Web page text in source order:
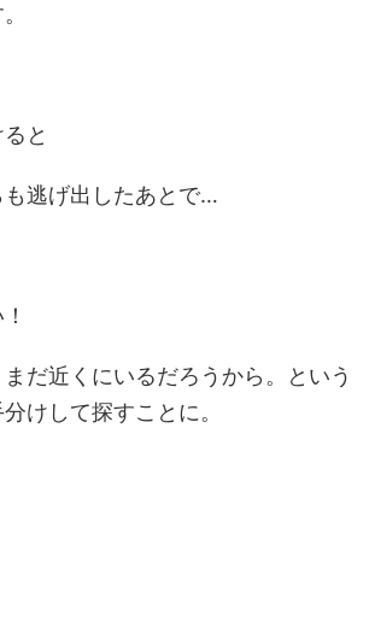
と
逃げ出したあとで…
だ近くにいるだろうから。という
けして探すことに。